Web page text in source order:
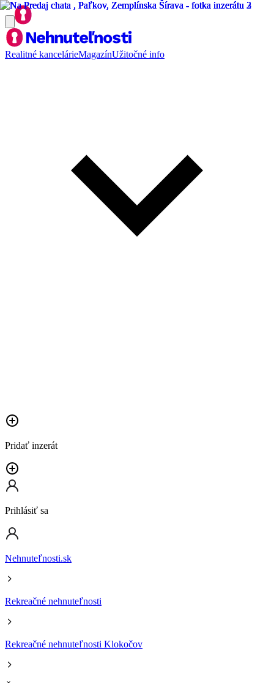
Realitné kancelárieMagazínUžitočné info
Pridať inzerát
Prihlásiť sa
Nehnuteľnosti.sk
Rekreačné nehnuteľnosti
Rekreačné nehnuteľnosti Klokočov